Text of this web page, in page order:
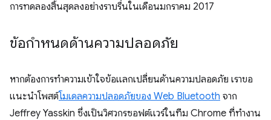
การทดลองสิ้นสุดลงอย่างราบรื่นในเดือนมกราคม 2017
ข้อกำหนดด้านความปลอดภัย
หากต้องการทำความเข้าใจข้อแลกเปลี่ยนด้านความปลอดภัย เราขอ
แนะนำโพสต์โมเดลความปลอดภัยของ Web Bluetooth จาก
Jeffrey Yasskin ซึ่งเป็นวิศวกรซอฟต์แวร์ในทีม Chrome ที่ทำงาน